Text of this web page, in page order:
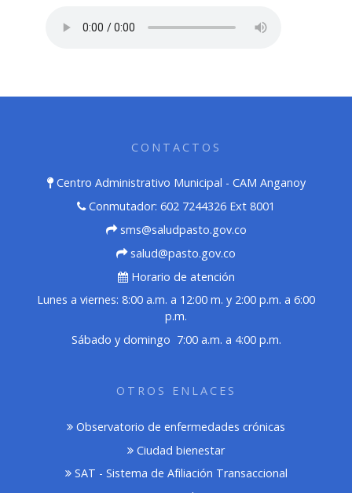
CONTACTOS
Centro Administrativo Municipal - CAM Anganoy
Conmutador: 602 7244326 Ext 8001
sms@saludpasto.gov.co
salud@pasto.gov.co
Horario de atención
Lunes a viernes: 8:00 a.m. a 12:00 m. y 2:00 p.m. a 6:00
p.m.
Sábado y domingo 7:00 a.m. a 4:00 p.m.
OTROS ENLACES
Observatorio de enfermedades crónicas
Ciudad bienestar
SAT - Sistema de Afiliación Transaccional